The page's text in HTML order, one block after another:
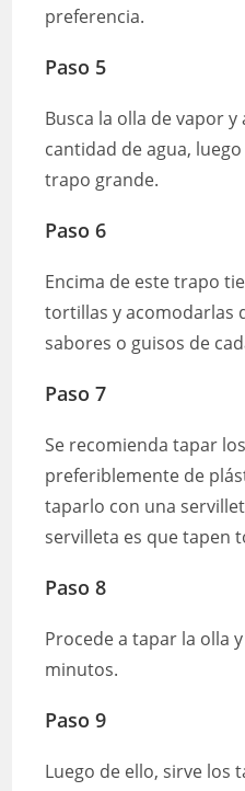
preferencia.
Paso 5
Busca la olla de vapor
cantidad de agua,
trapo grande.
Paso 6
Encima de este trapo
tortillas y acomodarlas
sabores o guisos de
Paso 7
Se recomienda tapar
preferiblemente de
taparlo con una
servilleta es que tapen
Paso 8
Procede a tapar la olla
minutos.
Paso 9
Luego de ello, sirve los